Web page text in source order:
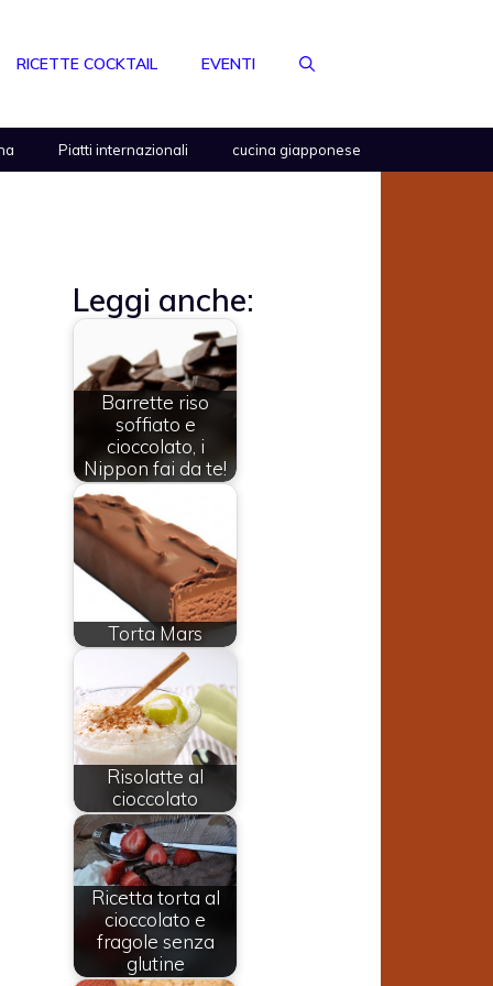
RICETTE COCKTAIL EVENTI
Piatti internazionali cucina giapponese
Leggi anche:
Barrette riso
soffiato e
cioccolato, i
Nippon fai da te!
Torta Mars
Risolatte al
cioccolato
Ricetta torta al
cioccolato e
fragole senza
glutine